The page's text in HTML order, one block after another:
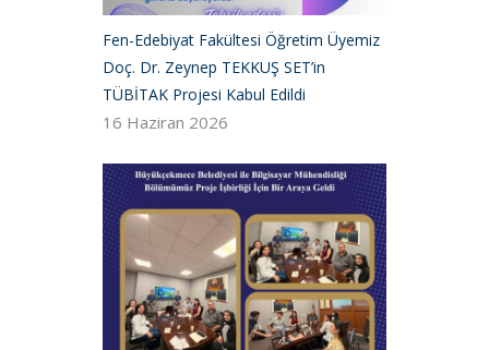
Fen-Edebiyat Fakültesi Öğretim Üyemiz
Doç. Dr. Zeynep TEKKUŞ SET’in
TÜBİTAK Projesi Kabul Edildi
16 Haziran 2026